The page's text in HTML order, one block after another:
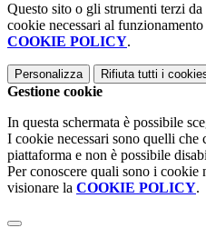
Questo sito o gli strumenti terzi
cookie necessari al
COOKIE POLICY.
Personalizza Rifiuta tutti i
Gestione cookie
In questa schermata è possibile
I cookie necessari sono quelli
piattaforma e non è possibile
Per conoscere quali sono i cookie
visionare la COOKIE POLICY.